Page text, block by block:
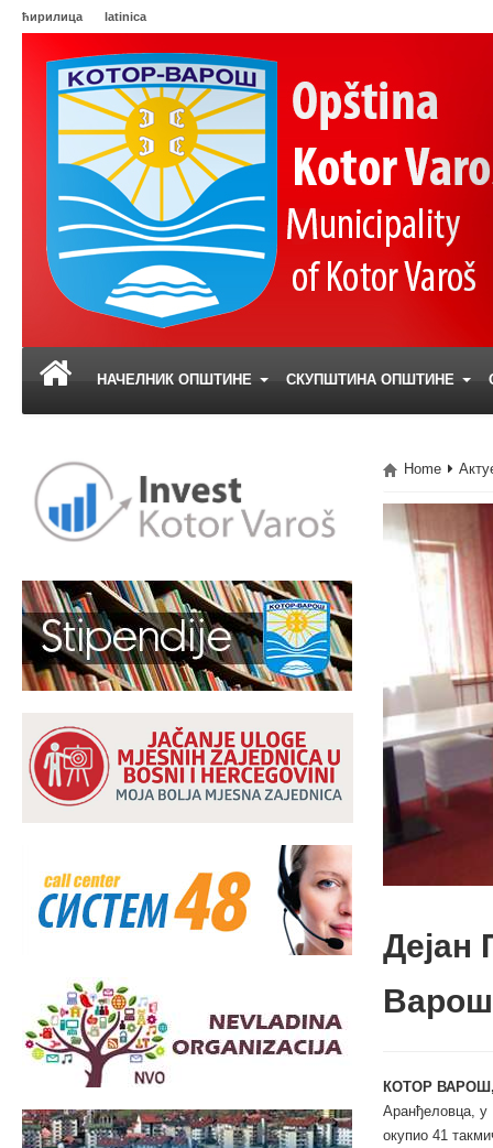
ћирилица latinica
НАЧЕЛНИК ОПШТИНЕ СКУПШТИНА ОПШТИНЕ
Home
Дејан
КОТОР ВАРОШ,
Аранђеловца, у
окупио 41